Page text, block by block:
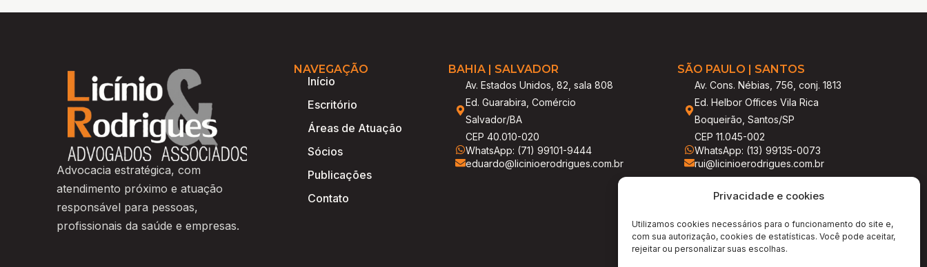
Privacidade e cookies
Utilizamos cookies necessários para o funcionamento do site e,
com sua autorização, cookies de estatísticas. Você pode aceitar,
rejeitar ou personalizar suas escolhas.
Advocacia estratégica, com
atendimento próximo e atuação
responsável para pessoas,
profissionais da saúde e empresas.
NAVEGAÇÃO
Início
Escritório
Áreas de Atuação
Sócios
Publicações
Contato
BAHIA | SALVADOR
Av. Estados Unidos, 82, sala 808
Ed. Guarabira, Comércio
Salvador/BA
CEP 40.010-020
WhatsApp: (71) 99101-9444
eduardo@licinioerodrigues.com.br
SÃO PAULO | SANTOS
Av. Cons. Nébias, 756, conj. 1813
Ed. Helbor Offices Vila Rica
Boqueirão, Santos/SP
CEP 11.045-002
WhatsApp: (13) 99135-0073
rui@licinioerodrigues.com.br